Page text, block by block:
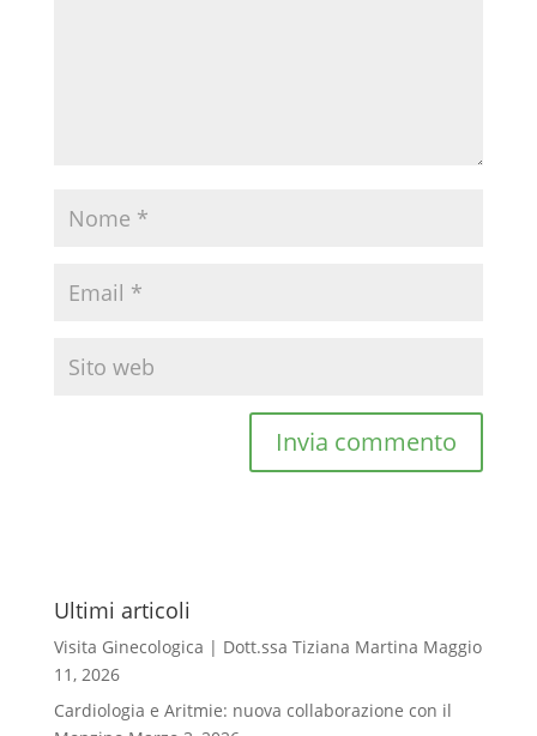
Ultimi articoli
Visita Ginecologica | Dott.ssa Tiziana Martina Maggio
11, 2026
Cardiologia e Aritmie: nuova collaborazione con il